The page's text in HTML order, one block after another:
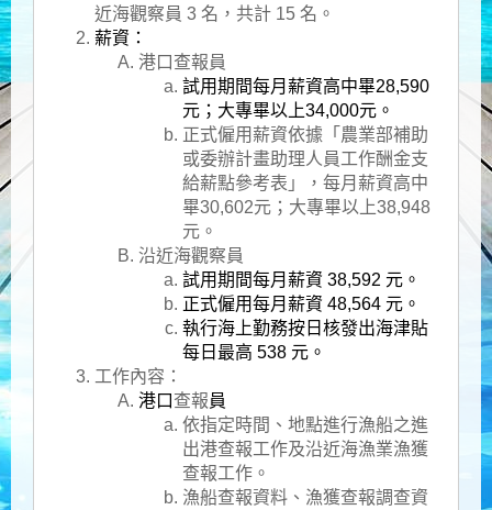
近海觀察員 3 名，共計 15 名。
薪資：
港口查報員
試用期間每月薪資高中畢28,590
元；大專畢以上34,000元。
正式僱用薪資依據「農業部補助
或委辦計畫助理人員工作酬金支
給薪點參考表」，每月薪資高中
畢30,602元；大專畢以上38,948
元。
沿近海觀察員
試用期間每月薪資 38,592 元。
正式僱用每月薪資 48,564 元。
執行海上勤務按日核發出海津貼
每日最高 538 元。
工作內容​：
港口 查報員
依指定時間、地點進行漁船之進
出港查報工作及沿近海漁業漁獲
查報工作。
漁船查報資料、漁獲查報調查資